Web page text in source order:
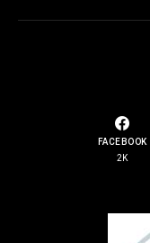
FACEBOOK
2K